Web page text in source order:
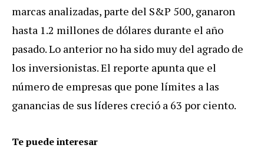
marcas analizadas, parte del S&P 500, ganaron
hasta 1.2 millones de dólares durante el año
pasado. Lo anterior no ha sido muy del agrado de
los inversionistas. El reporte apunta que el
número de empresas que pone límites a las
ganancias de sus líderes creció a 63 por ciento.
Te puede interesar